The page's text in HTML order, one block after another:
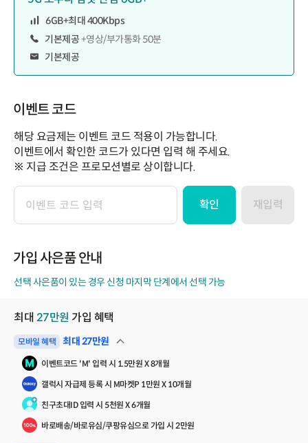
6GB+최대 400Kbps
기본제공+영상/부가통화 50분
기본제공
이벤트 코드
해당 요금제는 이벤트 코드 적용이 가능합니다.
이벤트에서 확인한 코드가 있다면 입력 해 주세요.
※ 지급 조건은 프로모션별로 상이합니다.
이
벤
코
확인 재입력
가입 사은품 안내
선택 사은품이 있는 경우 신청 마지막 단계에서 선택 가능
최대 27만원 가입 혜택
모바일 혜택 최대27만원
펼쳐보기
이벤트코드 'M' 입력 시 1.5만원 X 8개월
갤럭시 자급제 등록 시 M마켓P 1만원 X 10개월
친구초대ID 입력 시 5천원 X 6개월
바로배송/바로유심/쿠팡유심으로 가입 시 2만원